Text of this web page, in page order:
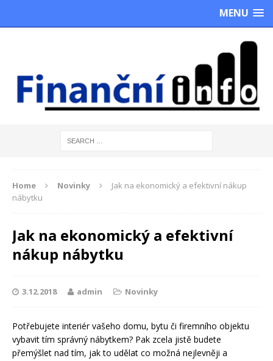
MENU
Home Novinky
Jak na ekonomický a efektivní nákup
nábytku
Jak na ekonomický a efektivní
nákup nábytku
3.12.2018 admin Novinky
Potřebujete interiér vašeho domu, bytu či firemního objektu
vybavit tím správný nábytkem? Pak zcela jistě budete
přemýšlet nad tím, jak to udělat co možná nejlevněji a